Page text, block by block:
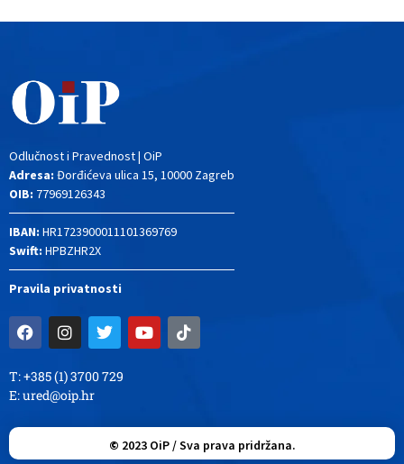
Odlučnost i Pravednost | OiP
Adresa: Đorđićeva ulica 15, 10000 Zagreb
OIB: 77969126343
IBAN: HR1723900011101369769
Swift: HPBZHR2X
Pravila privatnosti
T: +385 (1) 3700 729
E:ured@oip.hr
© 2023OiP / Sva prava pridržana.